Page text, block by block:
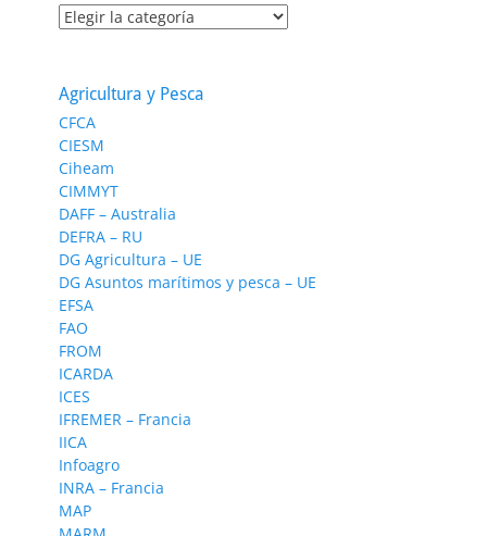
Categorías
Agricultura y Pesca
CFCA
CIESM
Ciheam
CIMMYT
DAFF – Australia
DEFRA – RU
DG Agricultura – UE
DG Asuntos marítimos y pesca – UE
EFSA
FAO
FROM
ICARDA
ICES
IFREMER – Francia
IICA
Infoagro
INRA – Francia
MAP